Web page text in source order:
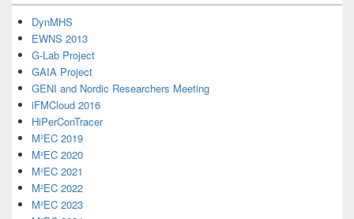
DynMHS
EWNS 2013
G-Lab Project
GAIA Project
GENI and Nordic Researchers Meeting
iFMCloud 2016
HiPerConTracer
M²EC 2019
M²EC 2020
M²EC 2021
M²EC 2022
M²EC 2023